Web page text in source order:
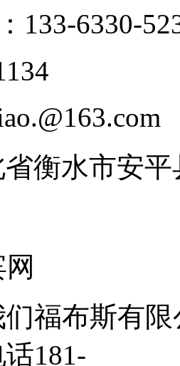
133-6330-
衡水市安